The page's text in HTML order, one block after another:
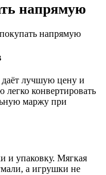
напрямую
лучшую цену и
легко конвертировать
маржу при
и упаковку. Мягкая
а игрушки не